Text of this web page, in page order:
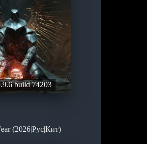
build 74203
(2026|Рус|Кит)